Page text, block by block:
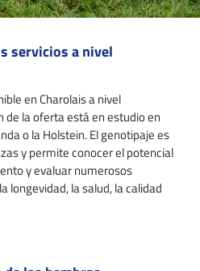
servicios a nivel
en Charolais a nivel
de la oferta está en estudio en
o la Holstein. El genotipaje es
y permite conocer el potencial
y evaluar numerosos
longevidad, la salud, la calidad